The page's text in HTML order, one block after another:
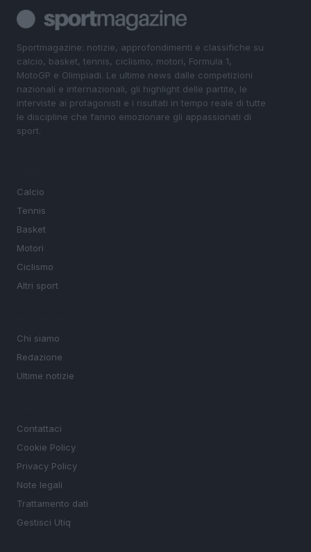
Sportmagazine: notizie, approfondimenti e classifiche su
calcio, basket, tennis, ciclismo, motori, Formula 1,
MotoGP e Olimpiadi. Le ultime news dalle competizioni
nazionali e internazionali, gli highlight delle partite, le
interviste ai protagonisti e i risultati in tempo reale di tutte
le discipline che fanno emozionare gli appassionati di
sport.
Calcio
Tennis
Basket
Motori
Ciclismo
Altri sport
Chi siamo
Redazione
Ultime notizie
Contattaci
Cookie Policy
Privacy Policy
Note legali
Trattamento dati
Gestisci Utiq